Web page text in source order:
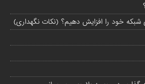
خود را افزایش دهیم؟ (نکات نگهداری)